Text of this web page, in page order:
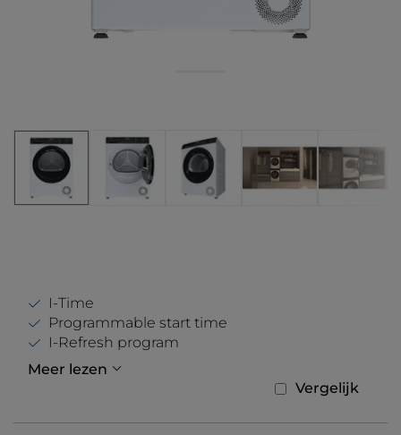
I-Time
Programmable start time
I-Refresh program
Meer lezen
Vergelijk